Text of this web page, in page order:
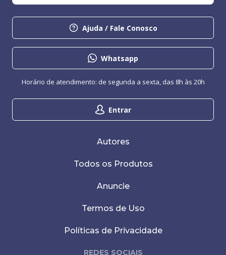
Ajuda / Fale Conosco
Whatsapp
Entrar
Horário de atendimento: de segunda a sexta, das 8h às 20h
Autores
Todos os Produtos
Anuncie
Termos de Uso
Políticas de Privacidade
REDES SOCIAIS